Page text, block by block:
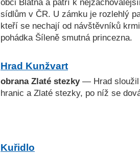
obci Blatná a patří k
sídlům v ČR. U zámku je rozlehlý
kteří se nechají od návštěvníků
pohádka Šíleně smutná princezna.
Hrad Kunžvart
obrana Zlaté stezky— Hrad sloužil
hranic a Zlaté stezky, po níž se
Kuřidlo